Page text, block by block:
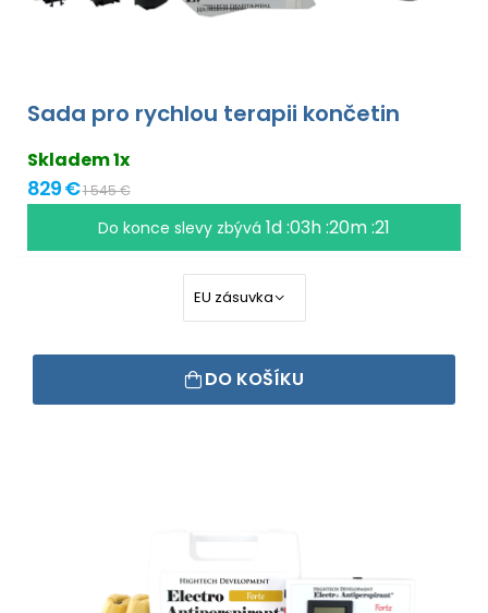
Sada pro rychlou terapii končetin
Skladem 1x
829 €1 545 €
Do konce slevy zbývá 1d :03h :20m :20
DO KOŠÍKU